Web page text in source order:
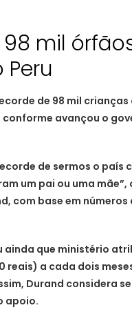
mil
Peru
de 98 mil
conforme avançou o
de sermos o país
um pai ou uma
com base em
ainda que ministério
reais) a cada dois
Durand considera
apoio.